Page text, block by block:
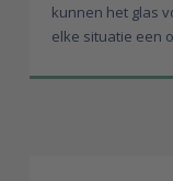
kunnen het glas
elke situatie een